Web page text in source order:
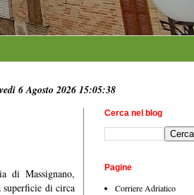
6 Agosto 2026 15:05:39
di Massignano,
superficie di circa
Cerca nel blog
Pagine
Corriere Adriatico